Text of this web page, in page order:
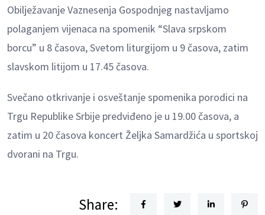
Obilježavanje Vaznesenja Gospodnjeg nastavljamo
polaganjem vijenaca na spomenik “Slava srpskom
borcu” u 8 časova, Svetom liturgijom u 9 časova, zatim
slavskom litijom u 17.45 časova.
Svečano otkrivanje i osveštanje spomenika porodici na
Trgu Republike Srbije predviđeno je u 19.00 časova, a
zatim u 20 časova koncert Željka Samardžića u sportskoj
dvorani na Trgu.
Share: